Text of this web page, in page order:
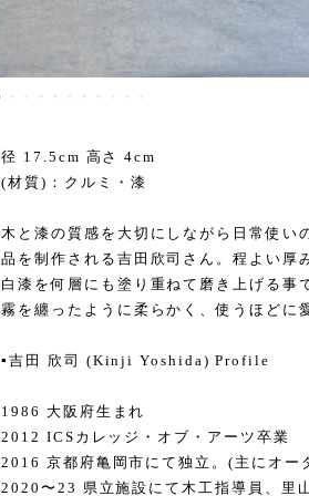
径 17.5cm 高さ 4cm
(材質)：クルミ・漆
木と漆の質感を大切にしながら日常使い
品を制作される吉田欣司さん。程よい厚
白漆を何層にも塗り重ねて磨き上げる事
霧を纏ったように柔らかく、使うほどに
▪️吉田 欣司 (Kinji Yoshida) Profile
1986 大阪府生まれ
2012 ICSカレッジ・オブ・アーツ卒業
2016 京都府亀岡市にて独立。(主にオ
2020〜23 県立施設にて木工指導員、